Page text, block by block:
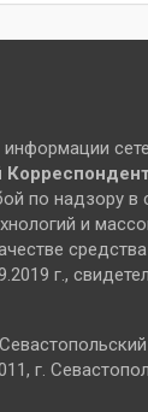
по надзору в
и
г.,
г.